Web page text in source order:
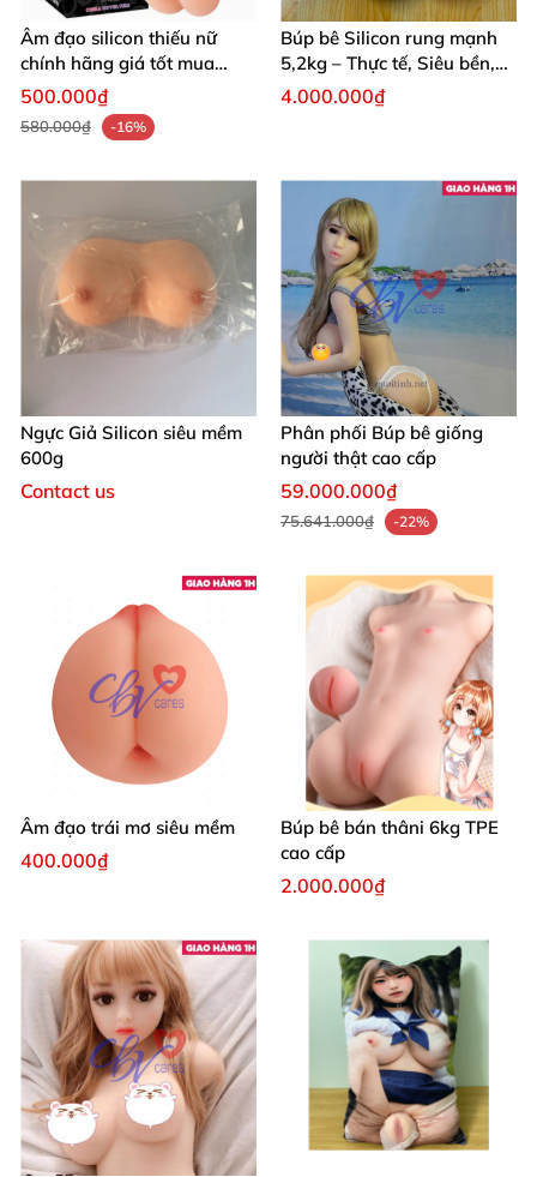
khi sử dụng xong cất sản phẩm nơi khô thoáng mát
tranh bụi bẩn.
Âm đạo silicon thiếu nữ
chính hãng giá tốt mua
ngay
500.000₫
580.000₫ -16%
Búp bê Silicon rung mạnh
5,2kg – Thực tế, Siêu bền,
Giá tốt
4.000.000₫
Ngực Giả Silicon siêu mềm
600g
Contact us
Phân phối Búp bê giống
người thật cao cấp
59.000.000₫
75.641.000₫ -22%
Âm đạo trái mơ siêu mềm
400.000₫
Búp bê bán thâni 6kg TPE
cao cấp
2.000.000₫